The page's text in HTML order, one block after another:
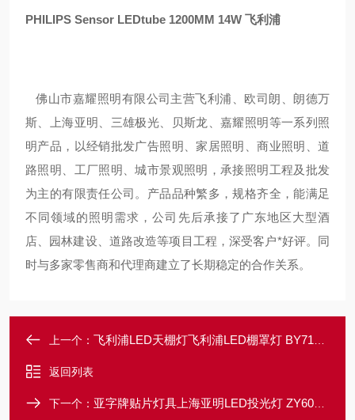
PHILIPS Sensor LEDtube 1200MM 14W 飞利浦
佛山市嘉耀照明有限公司主营飞利浦、欧司朗、朗德万
斯、上海亚明、三雄极光、贝斯龙、嘉耀照明等一系列照
明产品，以经销批发广告照明、家居照明、商业照明、道
路照明、工厂照明、城市景观照明，承接照明工程及批发
为主的有限责任公司。产品品种繁多，规格齐全，能满足
不同领域的照明需求，公司先后承接了广东地区大型酒
店、园林建设、道路改造等项目工程，深受客户*好评。同
时与多家零售商和代理商建立了长期稳定的合作关系。
上一个： 飞利浦LED天棚灯飞利浦LED棚罩灯 BY718P 135W 169W 203W
返回列表
下一个： 亚字牌贴片灯具上海亚明LED投光灯 ZY609 20W 30W 50W